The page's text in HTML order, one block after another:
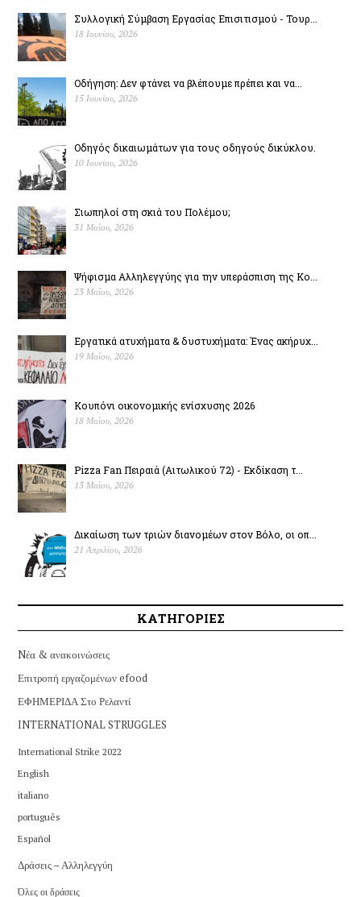
Συλλογική Σύμβαση Εργασίας Επισιτισμού - Τουρ...
18 Ιουνίου, 2026
Οδήγηση: Δεν φτάνει να βλέπουμε πρέπει και να...
15 Ιουνίου, 2026
Οδηγός δικαιωμάτων για τους οδηγούς δικύκλου.
10 Ιουνίου, 2026
Σιωπηλοί στη σκιά του Πολέµου;
31 Μαΐου, 2026
Ψήφισμα Αλληλεγγύης για την υπεράσπιση της Κο...
23 Μαΐου, 2026
Εργατικά ατυχήματα & δυστυχήµατα: Ένας ακήρυχ...
19 Μαΐου, 2026
Κουπόνι οικονομικής ενίσχυσης 2026
18 Μαΐου, 2026
Pizza Fan Πειραιά (Αιτωλικού 72) - Εκδίκαση τ...
13 Μαΐου, 2026
Δικαίωση των τριών διανομέων στον Βόλο, οι οπ...
21 Απριλίου, 2026
ΚΑΤΗΓΟΡΙΕΣ
Nέα & ανακοινώσεις
Επιτροπή εργαζομένων efood
ΕΦΗΜΕΡΙΔΑ Στο Ρελαντί
INTERNATIONAL STRUGGLES
International Strike 2022
English
italiano
português
Español
Δράσεις – Αλληλεγγύη
Όλες οι δράσεις